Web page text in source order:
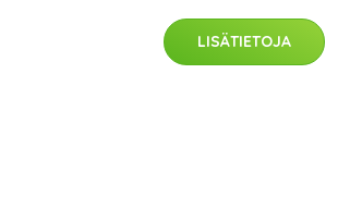
LISÄTIETOJA